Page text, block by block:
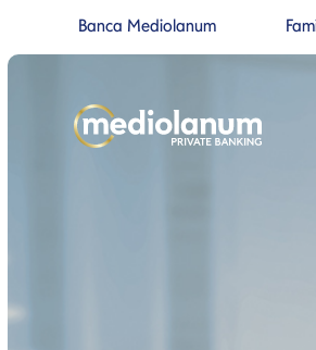
Banca MediolanumSi apre in